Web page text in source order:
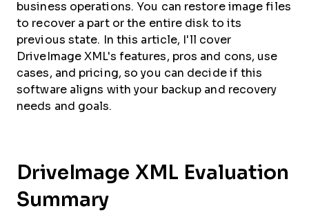
business operations. You can restore image files
to recover a part or the entire disk to its
previous state. In this article, I'll cover
DriveImage XML's features, pros and cons, use
cases, and pricing, so you can decide if this
software aligns with your backup and recovery
needs and goals.
DriveImage XML Evaluation
Summary